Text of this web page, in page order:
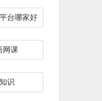
台哪家好
网课
识